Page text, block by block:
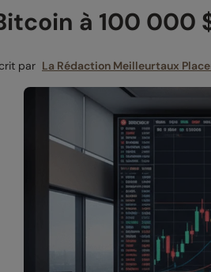
à 100 000
par La Rédaction Meilleurtaux